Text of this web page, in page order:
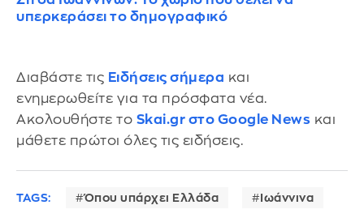
υπερκεράσει το δημογραφικό
Διαβάστε τις Ειδήσεις σήμερα και
ενημερωθείτε για τα πρόσφατα νέα.
Ακολουθήστε το Skai.gr στο Google News και
μάθετε πρώτοι όλες τις ειδήσεις.
TAGS: Όπου υπάρχει Ελλάδα Ιωάννινα